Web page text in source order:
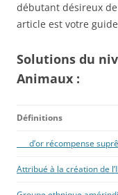
débutant désireux
article est votre
Solutions du
Animaux :
Définitions
___ d’or récompense
Attribué à la création de